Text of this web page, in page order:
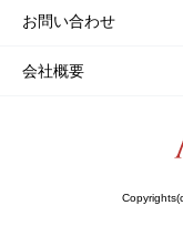
お問い合わせ
会社概要